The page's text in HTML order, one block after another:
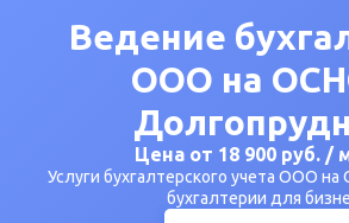
Ведение
ООО на
Цена от 18 900 руб. /
Услуги бухгалтерского учета ООО
бухгалтерии для